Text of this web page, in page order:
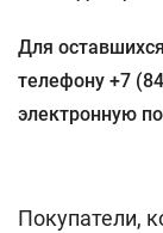
Для
телефону +7
электронную
Покупатели,